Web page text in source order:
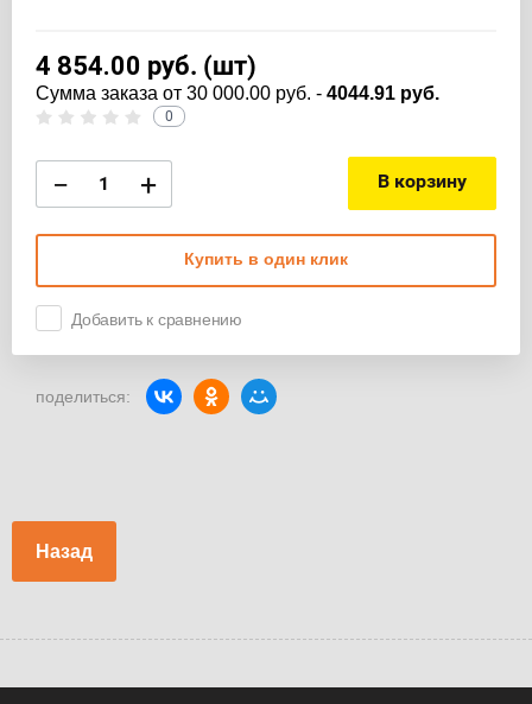
4 854.00 руб. (шт)
Cумма заказа от 30 000.00 руб. - 4044.91 руб.
0
− + В корзину
Купить в один клик
Добавить к сравнению
поделиться:
Назад